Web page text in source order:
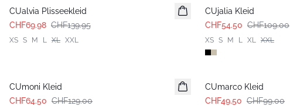
CUalvia Plisseekleid
CHF69.98 CHF139.95
XS S M L XL XXL
CUjalia Kleid
CHF54.50 CHF109.00
XS S M L XL XXL
CUmoni Kleid
CHF64.50 CHF129.00
CUmarco Kleid
CHF49.50 CHF99.00